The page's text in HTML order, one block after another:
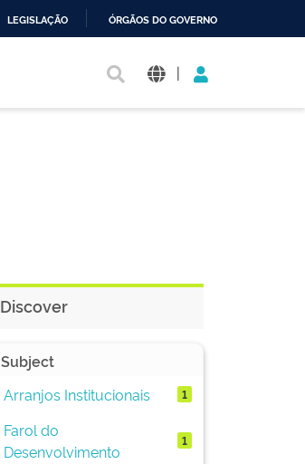
LEGISLAÇÃO ÓRGÃOS DO GOVERNO
|
Discover
Subject
Arranjos Institucionais
1
Farol do
Desenvolvimento
1